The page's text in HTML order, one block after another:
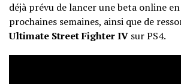
déjà prévu de lancer une beta online
prochaines semaines, ainsi que de
Ultimate Street Fighter IV sur PS4.